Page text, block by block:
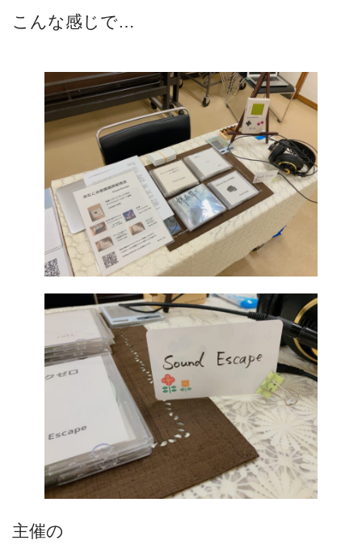
こんな感じで…
主催の